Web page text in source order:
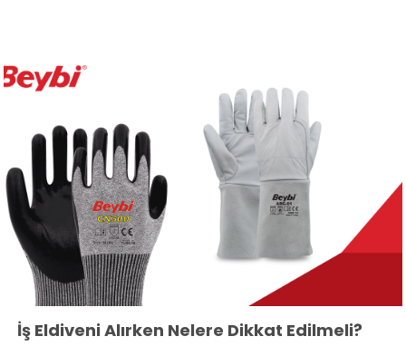
İş Eldiveni Alırken Nelere Dikkat Edilmeli?